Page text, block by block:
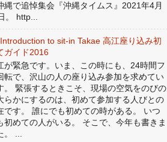
縄で追悼集会『沖縄タイムス』2021年4月
。 http...
to sit-in Takae 高江座り込み初
ガイド2016
が緊急です。いま、この時にも、24時間フ
転で、沢山の人の座り込み参加を求めてい
。 緊張するときこそ、現場の空気をのびの
らかにするのは、初めて参加する人びとの
です。 誰にでも初めての時がある。 いつ
初めての人がいる。 そこで、今年も書きま
。 ...